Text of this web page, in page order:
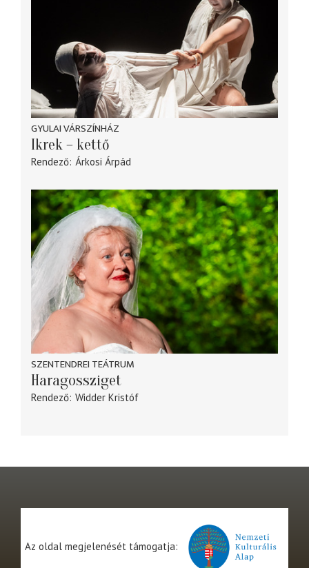
GYULAI VÁRSZÍNHÁZ
Ikrek – kettő
Rendező Árkosi Árpád
SZENTENDREI TEÁTRUM
Haragossziget
Rendező Widder Kristóf
Az oldal megjelenését támogatja: